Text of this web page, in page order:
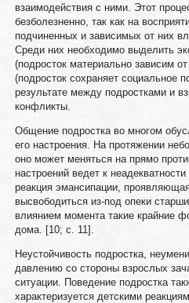
взаимодействия с ними. Этот
безболезненно, так как на
подчиненных и зависимых от них
Среди них необходимо выделить
(подросток материально зависим
(подросток сохраняет социальное
результате между подростками и
конфликты.
Общение подростка во многом
его настроения. На протяжении
оно может меняться на прямо
настроений ведет к
реакция эмансипации,
высвободиться из-под опеки
влиянием момента такие крайние
дома. [10; c. 11].
Неустойчивость подростка,
давлению со стороны взрослых
ситуации. Поведение подростка
характеризуется детскими